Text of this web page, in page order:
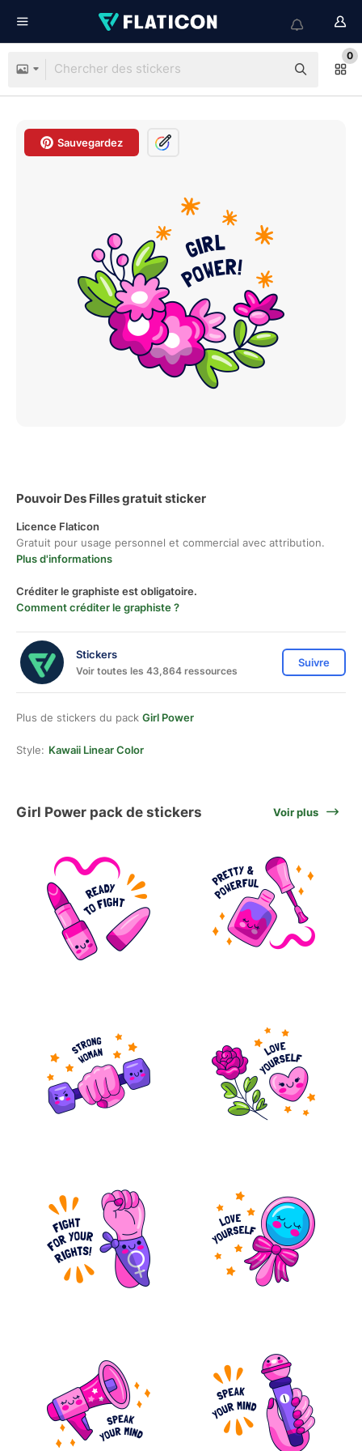
0
Sauvegardez
Pouvoir Des Filles gratuit sticker
Licence Flaticon
Gratuit pour usage personnel et commercial avec attribution.
Plus d'informations
Créditer le graphiste est obligatoire.
Comment créditer le graphiste ?
Stickers
Voir toutes les 43,864 ressources
Suivre
Plus de stickers du pack Girl Power
Style: Kawaii Linear Color
Girl Power pack de stickers Voir plus